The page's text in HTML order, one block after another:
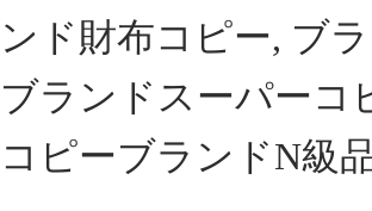
ンド財布コピー, ブ
ブランドスーパーコ
コピーブランドN級